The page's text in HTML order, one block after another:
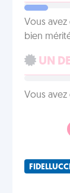
Vous avez
bien
UN
Vous